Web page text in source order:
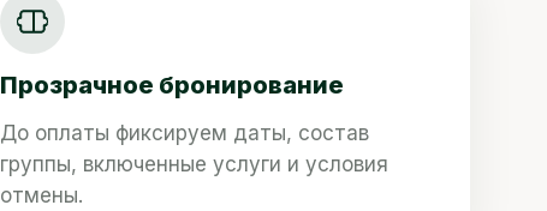
Прозрачное бронирование
До оплаты фиксируем даты, состав
группы, включенные услуги и условия
отмены.